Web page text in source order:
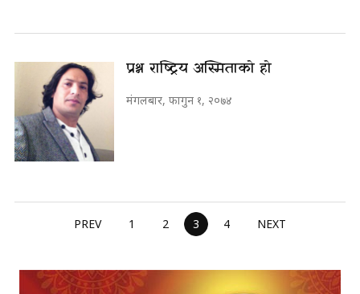
प्रश्न राष्ट्रिय अस्मिताको हो
मंगलबार, फागुन १, २०७४
PREV 1 2 3 4 NEXT